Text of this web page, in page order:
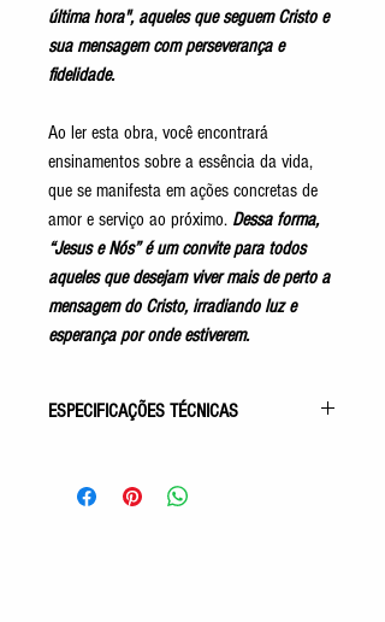
última hora", aqueles que seguem Cristo e
sua mensagem com perseverança e
fidelidade.
Ao ler esta obra, você encontrará
ensinamentos sobre a essência da vida,
que se manifesta em ações concretas de
amor e serviço ao próximo. Dessa forma,
“Jesus e Nós” é um convite para todos
aqueles que desejam viver mais de perto a
mensagem do Cristo, irradiando luz e
esperança por onde estiverem.
ESPECIFICAÇÕES TÉCNICAS
Acabamento: Capa Comum
Autor: Divaldo P. Franco